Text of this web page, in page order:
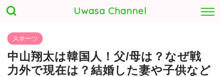
Uwasa Channel
スポーツ
中山翔太は韓国人！父/母は？なぜ戦
力外で現在は？結婚した妻や子供など